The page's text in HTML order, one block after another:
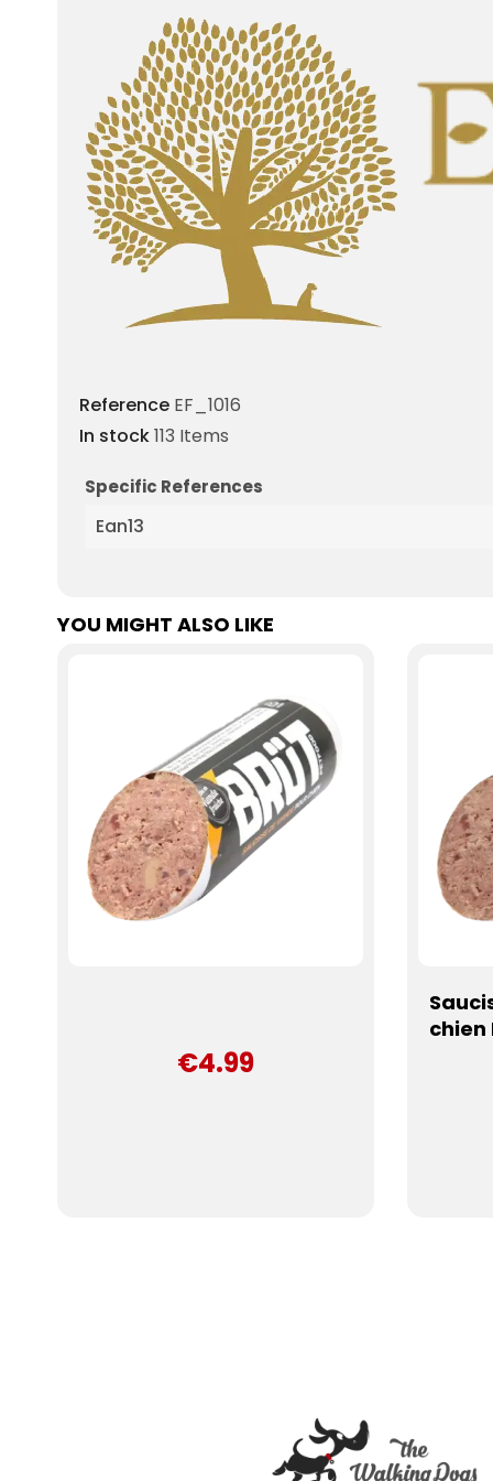
Reference EF_1016
In stock113 Items
Specific References
Ean13
YOU MIGHT ALSO LIKE
€4.99
chien